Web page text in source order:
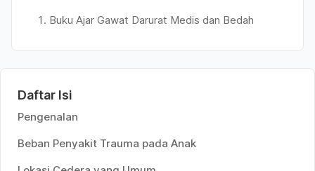
Buku Ajar Gawat Darurat Medis dan Bedah
Daftar Isi
Pengenalan
Beban Penyakit Trauma pada Anak